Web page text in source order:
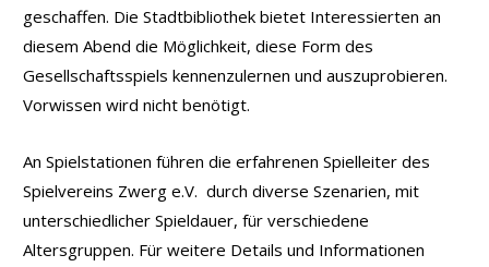
geschaffen. Die Stadtbibliothek bietet Interessierten an
diesem Abend die Möglichkeit, diese Form des
Gesellschaftsspiels kennenzulernen und auszuprobieren.
Vorwissen wird nicht benötigt.
An Spielstationen führen die erfahrenen Spielleiter des
Spielvereins Zwerg e.V. durch diverse Szenarien, mit
unterschiedlicher Spieldauer, für verschiedene
Altersgruppen. Für weitere Details und Informationen